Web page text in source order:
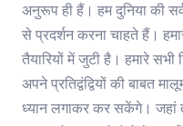
अनुरूप ही हैं। हम दुनिया की
से प्रदर्शन करना चाहते हैं।
तैयारियों में जुटी है। हमारे
अपने प्रतिद्वंद्वियों की बाबत
ध्यान लगाकर कर सकेंगे। जहां